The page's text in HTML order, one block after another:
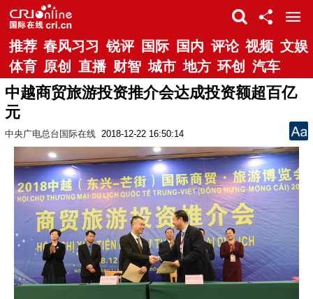
推荐 春风习习 锐评 国际 国内 评论 视频 文娱
体育 原创 直播 财智 城市 地方 环创 汽车
中越商贸旅游投资推介会达成投资额超百亿
元
中央广电总台国际在线 2018-12-22 16:50:14